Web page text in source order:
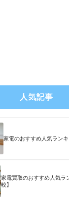
人気記事
家電のおすすめ人気ラン
家電買取のおすすめ人気ラ
較】